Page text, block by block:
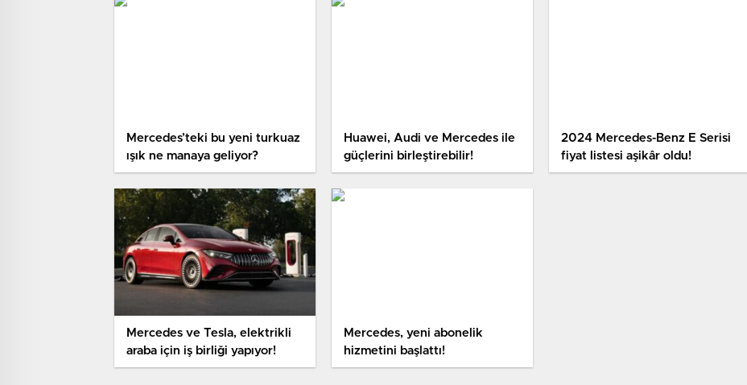
Mercedes’teki bu yeni turkuaz
ışık ne manaya geliyor?
Huawei, Audi ve Mercedes ile
güçlerini birleştirebilir!
2024 Mercedes-Benz E Serisi
fiyat listesi aşikâr oldu!
Mercedes ve Tesla, elektrikli
araba için iş birliği yapıyor!
Mercedes, yeni abonelik
hizmetini başlattı!